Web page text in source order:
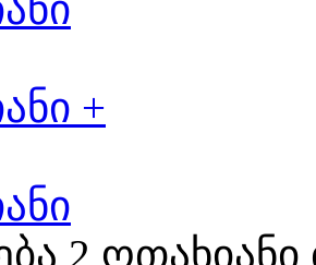
+
2